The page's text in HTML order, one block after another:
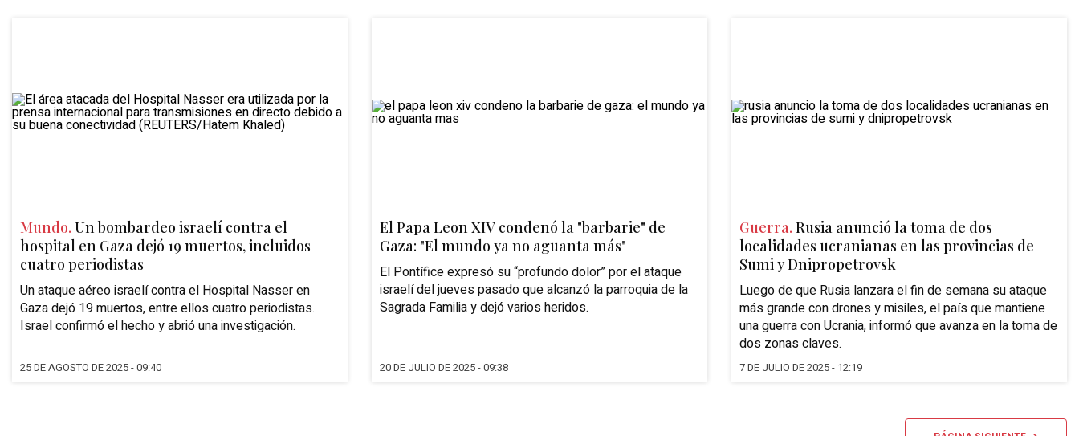
Mundo. Un bombardeo israelí contra el
hospital en Gaza dejó 19 muertos, incluidos
cuatro periodistas
Un ataque aéreo israelí contra el Hospital Nasser en
Gaza dejó 19 muertos, entre ellos cuatro periodistas.
Israel confirmó el hecho y abrió una investigación.
25 DE AGOSTO DE 2025 - 09:40
El Papa Leon XIV condenó la "barbarie" de
Gaza: "El mundo ya no aguanta más"
El Pontífice expresó su “profundo dolor” por el ataque
israelí del jueves pasado que alcanzó la parroquia de la
Sagrada Familia y dejó varios heridos.
20 DE JULIO DE 2025 - 09:38
Guerra. Rusia anunció la toma de dos
localidades ucranianas en las provincias de
Sumi y Dnipropetrovsk
Luego de que Rusia lanzara el fin de semana su ataque
más grande con drones y misiles, el país que mantiene
una guerra con Ucrania, informó que avanza en la toma de
dos zonas claves.
7 DE JULIO DE 2025 - 12:19